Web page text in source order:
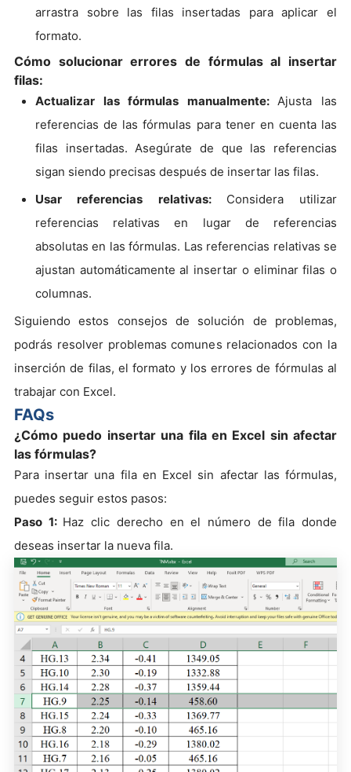
arrastra sobre las filas insertadas para aplicar el
formato.
Cómo solucionar errores de fórmulas al insertar
filas:
Actualizar las fórmulas manualmente:Ajusta las
referencias de las fórmulas para tener en cuenta las
filas insertadas. Asegúrate de que las referencias
sigan siendo precisas después de insertar las filas.
Usar referencias relativas: Considera utilizar
referencias relativas en lugar de referencias
absolutas en las fórmulas. Las referencias relativas se
ajustan automáticamente al insertar o eliminar filas o
columnas.
Siguiendo estos consejos de solución de problemas,
podrás resolver problemas comunes relacionados con la
inserción de filas, el formato y los errores de fórmulas al
trabajar con Excel.
FAQs
¿Cómo puedo insertar una fila en Excel sin afectar
las fórmulas?
Para insertar una fila en Excel sin afectar las fórmulas,
puedes seguir estos pasos:
Paso 1: Haz clic derecho en el número de fila donde
deseas insertar la nueva fila.